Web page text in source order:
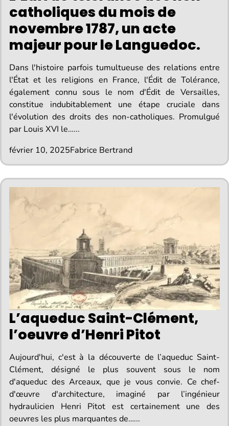
catholiques du mois de
novembre 1787, un acte
majeur pour le Languedoc.
Dans l'histoire parfois tumultueuse des relations entre
l'État et les religions en France, l'Édit de Tolérance,
également connu sous le nom d'Édit de Versailles,
constitue indubitablement une étape cruciale dans
l'évolution des droits des non-catholiques. Promulgué
par Louis XVI le…...
février 10, 2025Fabrice Bertrand
L’aqueduc Saint-Clément,
l’oeuvre d’Henri Pitot
Aujourd'hui, c'est à la découverte de l’aqueduc Saint-
Clément, désigné le plus souvent sous le nom
d'aqueduc des Arceaux, que je vous convie. Ce chef-
d'œuvre d'architecture, imaginé par l’ingénieur
hydraulicien Henri Pitot est certainement une des
oeuvres les plus marquantes de…...